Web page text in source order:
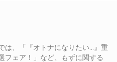
は、「『オトナになりたい…』重
ェア！」など、もずに関する